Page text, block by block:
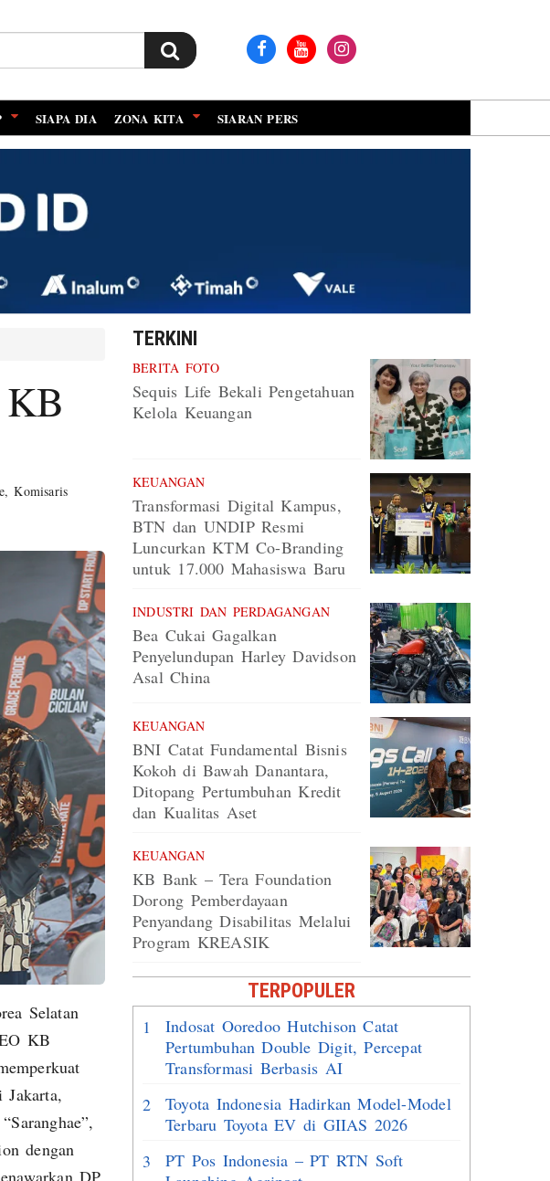
SIAPA DIA ZONA KITA SIARAN PERS
Komisaris
Selatan
⁠KB
Jakarta,
dengan
TERKINI
BERITA FOTO
Sequis Life Bekali Pengetahuan
Kelola Keuangan
KEUANGAN
Transformasi Digital Kampus,
BTN dan UNDIP Resmi
Luncurkan KTM Co-Branding
untuk 17.000 Mahasiswa Baru
INDUSTRI DAN PERDAGANGAN
Bea Cukai Gagalkan
Penyelundupan Harley Davidson
Asal China
KEUANGAN
BNI Catat Fundamental Bisnis
Kokoh di Bawah Danantara,
Ditopang Pertumbuhan Kredit
dan Kualitas Aset
KEUANGAN
KB Bank – Tera Foundation
Dorong Pemberdayaan
Penyandang Disabilitas Melalui
Program KREASIK
TERPOPULER
1
Indosat Ooredoo Hutchison Catat
Pertumbuhan Double Digit, Percepat
Transformasi Berbasis AI
2
Toyota Indonesia Hadirkan Model-Model
Terbaru Toyota EV di GIIAS 2026
3
PT Pos Indonesia – PT RTN Soft